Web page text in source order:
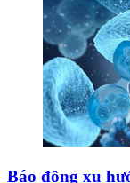
Báo động xu